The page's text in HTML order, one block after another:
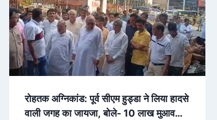
रोहतक अग्निकांड: पूर्व सीएम हुड्डा ने लिया हादसे
वाली जगह का जायजा, बोले- 10 लाख मुआवजा